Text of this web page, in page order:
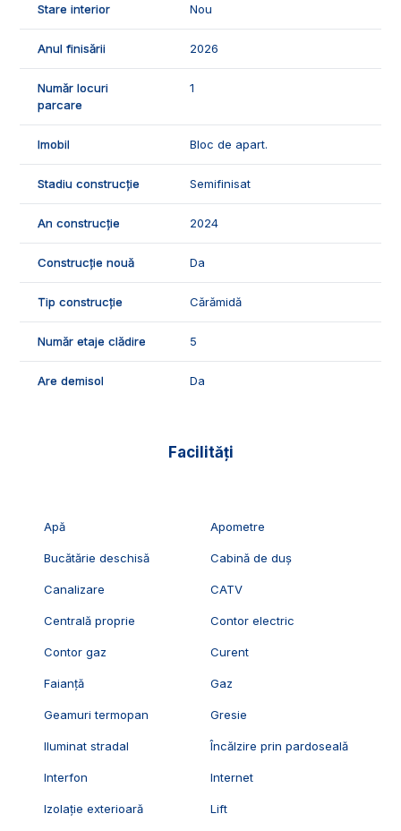
ID Exclusiv - 2981689
Stare interior Nou
Anul finisării 2026
Număr locuri
parcare
1
Imobil Bloc de apart.
Stadiu construcție Semifinisat
An construcție 2024
Construcție nouă Da
Tip construcție Cărămidă
Număr etaje clădire 5
Are demisol Da
Facilități
Apă Apometre
Bucătărie deschisă Cabină de duș
Canalizare CATV
Centrală proprie Contor electric
Contor gaz Curent
Faianță Gaz
Geamuri termopan Gresie
Iluminat stradal Încălzire prin pardoseală
Interfon Internet
Izolație exterioară Lift